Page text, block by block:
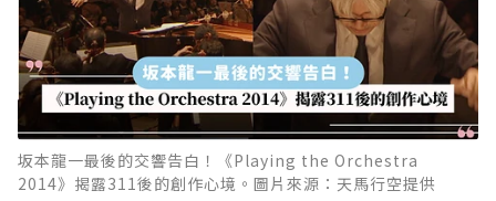
坂本龍一最後的交響告白！《Playing the Orchestra
2014》揭露311後的創作心境。圖片來源：天馬行空提供